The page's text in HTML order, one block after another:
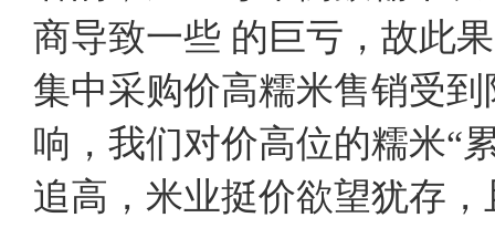
商导致一些 的巨亏，故此
集中采购价高糯米售销受
响，我们对价高位的糯米
追高，米业挺价欲望犹存